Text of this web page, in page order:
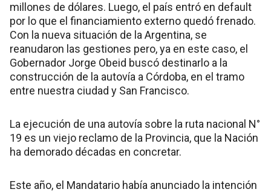
millones de dólares. Luego, el país entró en default
por lo que el financiamiento externo quedó frenado.
Con la nueva situación de la Argentina, se
reanudaron las gestiones pero, ya en este caso, el
Gobernador Jorge Obeid buscó destinarlo a la
construcción de la autovía a Córdoba, en el tramo
entre nuestra ciudad y San Francisco.
La ejecución de una autovía sobre la ruta nacional N°
19 es un viejo reclamo de la Provincia, que la Nación
ha demorado décadas en concretar.
Este año, el Mandatario había anunciado la intención